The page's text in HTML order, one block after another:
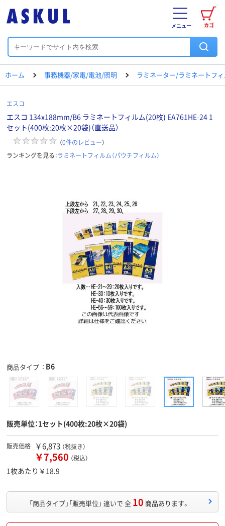
カゴ
メニュー
ホーム 事務機器/家電/電池/照明 ラミネーター/ラミネートフ
エスコ
エスコ 134x188mm/B6 ラミネートフィルム(20枚) EA761HE-24 1
セット(400枚:20枚×20袋)（直送品）
（0件のレビュー）
ランキングを見る：ラミネートフィルム（パウチフィルム）
商品タイプ B6
販売単位：1セット(400枚:20枚×20袋)
販売価格 ￥6,873 （税抜き）
￥7,560 （税込）
1枚あたり￥18.9
「商品タイプ」「販売単位」 違いで 全 10 商品あります。